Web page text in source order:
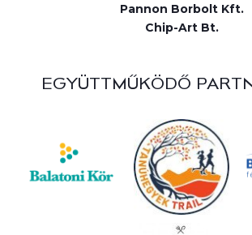
Pannon Borbolt Kft.
Chip-Art Bt.
EGYÜTTMŰKÖDŐ